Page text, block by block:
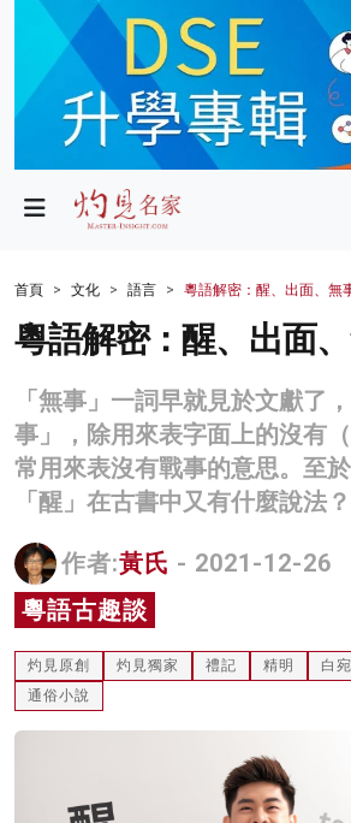
政局
財經
生活
科技
名家榜
灼見活動
關於我們
首頁 文化 語言 粵語解密：醒、出面、無
粵語解密：醒、出面
「無事」一詞早就見於文獻了
事」，除用來表字面上的沒有
常用來表沒有戰事的意思。至於
「醒」在古書中又有什麼說法？
作者:黃氏 - 2021-12-26
粵語古趣談
灼見原創 灼見獨家 禮記 精明 白
通俗小說